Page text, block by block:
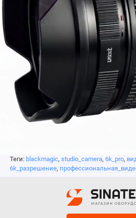
Теги: blackmagic, studio_camera, 6k_pro,
6k_разрешение,